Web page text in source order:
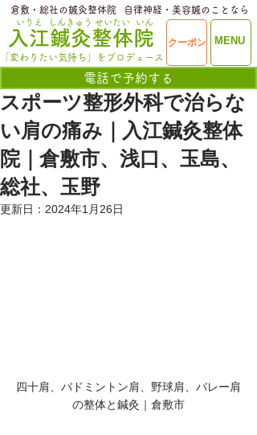
ME
​入江鍼灸整体院
いりえ
MENU
クーポン
電話で予約する
せいたい
しんきゅう いん
「変わりたい気持ち」をプロデュース
​倉敷・総社の鍼灸整体院 ​自律神経・美容鍼のことなら
スポーツ整形外科で治らな
い肩の痛み｜入江鍼灸整体
院｜倉敷市、浅口、玉島、
総社、玉野
更新日： 2024年1月26日
四十肩、バドミントン肩、野球肩、バレー肩
の整体と鍼灸｜倉敷市